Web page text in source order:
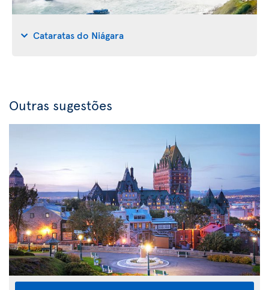
Cataratas do Niágara
Outras sugestões